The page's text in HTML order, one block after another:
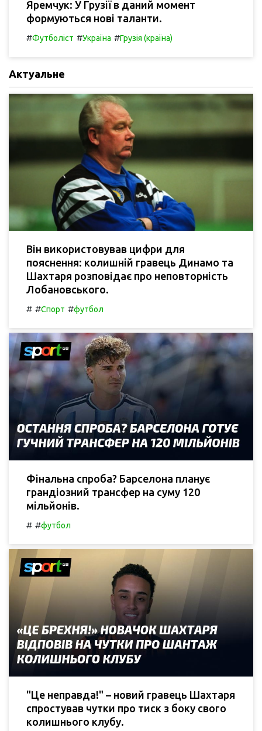
Яремчук: У Грузії в даний момент
формуються нові таланти.
#Футболіст #Україна #Грузія (країна)
Актуальне
Він використовував цифри для
пояснення: колишній гравець Динамо та
Шахтаря розповідає про неповторність
Лобановського.
# #Спорт #футбол
Фінальна спроба? Барселона планує
грандіозний трансфер на суму 120
мільйонів.
# #футбол
"Це неправда!" – новий гравець Шахтаря
спростував чутки про тиск з боку свого
колишнього клубу.